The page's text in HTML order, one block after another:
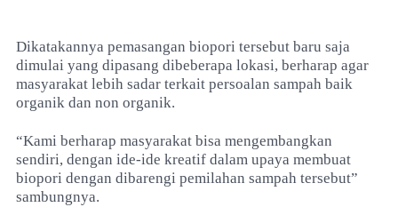
Dikatakannya pemasangan biopori tersebut baru saja
dimulai yang dipasang dibeberapa lokasi, berharap agar
masyarakat lebih sadar terkait persoalan sampah baik
organik dan non organik.
“Kami berharap masyarakat bisa mengembangkan
sendiri, dengan ide-ide kreatif dalam upaya membuat
biopori dengan dibarengi pemilahan sampah tersebut”
sambungnya.